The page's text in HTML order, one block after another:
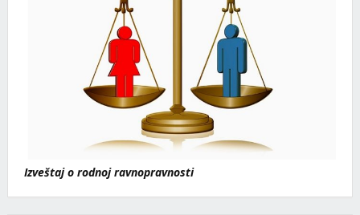
Izveštaj o rodnoj ravnopravnosti